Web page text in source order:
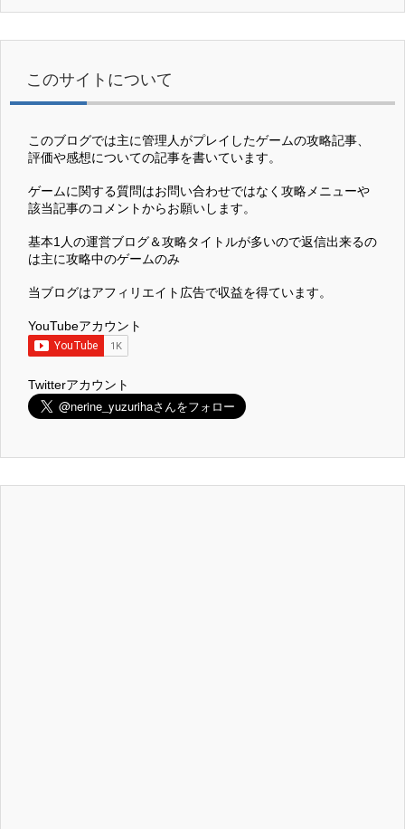
このサイトについて
このブログでは主に管理人がプレイしたゲームの攻略記事、
評価や感想についての記事を書いています。
ゲームに関する質問はお問い合わせではなく攻略メニューや
該当記事のコメントからお願いします。
基本1人の運営ブログ＆攻略タイトルが多いので返信出来るの
は主に攻略中のゲームのみ
当ブログはアフィリエイト広告で収益を得ています。
YouTubeアカウント
Twitterアカウント